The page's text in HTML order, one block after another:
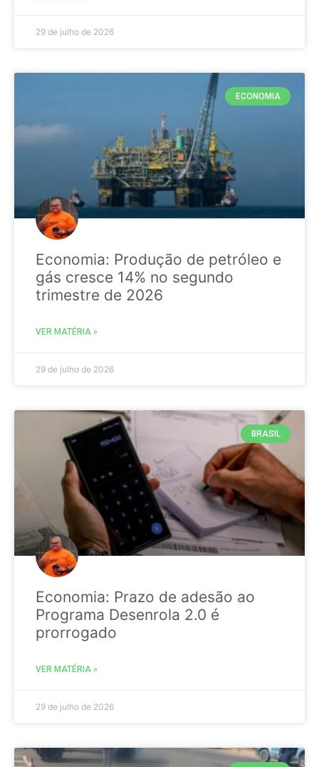
29 de julho de 2026
ECONOMIA
Economia: Produção de petróleo e
gás cresce 14% no segundo
trimestre de 2026
VER MATÉRIA »
29 de julho de 2026
BRASIL
Economia: Prazo de adesão ao
Programa Desenrola 2.0 é
prorrogado
VER MATÉRIA »
29 de julho de 2026